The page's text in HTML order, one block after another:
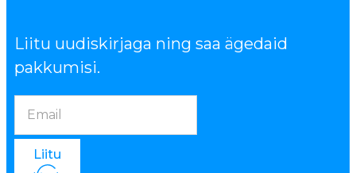
Liitu uudiskirjaga ning saa ägedaid
pakkumisi.
Liitu